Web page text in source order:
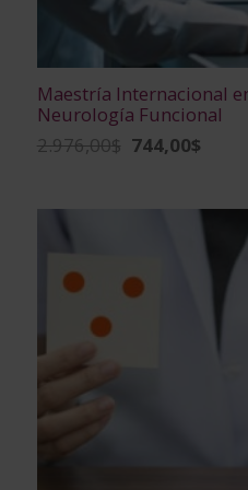
Maestría Internacional
Neurología Funcional
2.976,00$ El
744,00$El